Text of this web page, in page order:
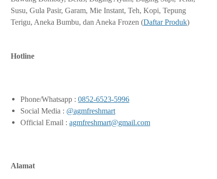
Susu, Gula Pasir, Garam, Mie Instant, Teh, Kopi, Tepung
Terigu, Aneka Bumbu, dan Aneka Frozen (Daftar Produk)
Hotline
Phone/Whatsapp : 0852-6523-5996
Social Media : @agmfreshmart
Official Email : agmfreshmart@gmail.com
Alamat